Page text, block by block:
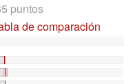
puntos
de comparación